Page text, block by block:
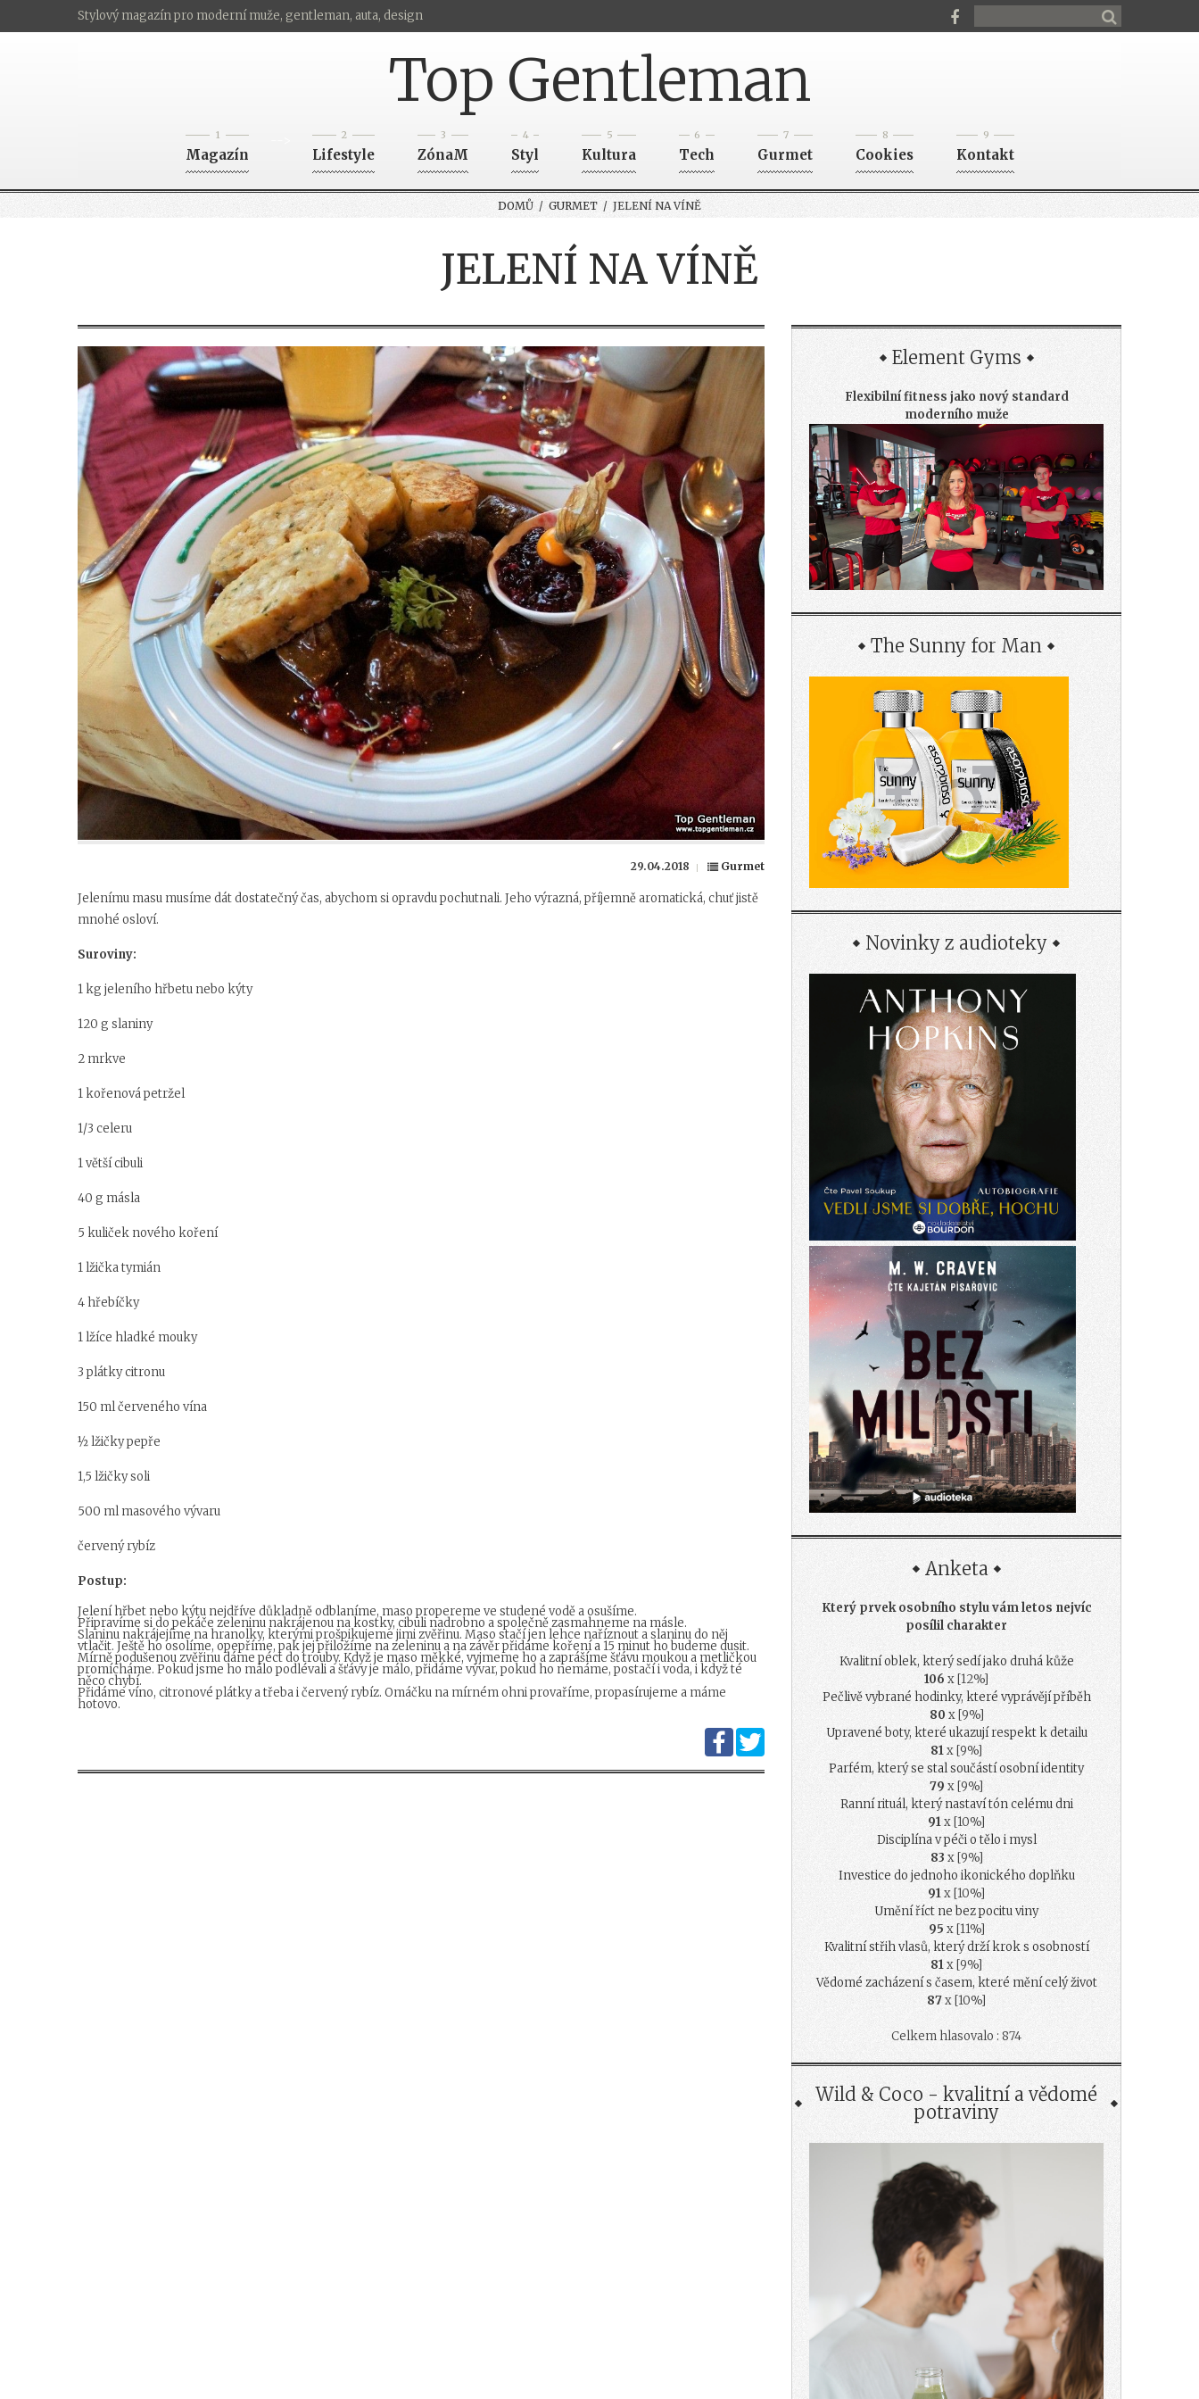
Stylový magazín pro moderní muže, gentleman, auta, design
Top Gentleman
1
Magazín
2
Lifestyle
3
ZónaM
4
Styl
5
Kultura
6
Tech
7
Gurmet
8
Cookies
9
Kontakt
DOMŮ / GURMET / JELENÍ NA VÍNĚ
JELENÍ NA VÍNĚ
29.04.2018 Gurmet
Jelenímu masu musíme dát dostatečný čas, abychom si opravdu pochutnali. Jeho výrazná, příjemně aromatická, chuť jistě
mnohé osloví.
Suroviny:
1 kg jeleního hřbetu nebo kýty
120 g slaniny
2 mrkve
1 kořenová petržel
1/3 celeru
1 větší cibuli
40 g másla
5 kuliček nového koření
1 lžička tymián
4 hřebíčky
1 lžíce hladké mouky
3 plátky citronu
150 ml červeného vína
½ lžičky pepře
1,5 lžičky soli
500 ml masového vývaru
červený rybíz
Postup:
Jelení hřbet nebo kýtu nejdříve důkladně odblaníme, maso propereme ve studené vodě a osušíme.
Připravíme si do pekáče zeleninu nakrájenou na kostky, cibuli nadrobno a společně zasmahneme na másle.
Slaninu nakrájejíme na hranolky, kterými prošpikujeme jimi zvěřinu. Maso stačí jen lehce naříznout a slaninu do něj
vtlačit. Ještě ho osolíme, opepříme, pak jej přiložíme na zeleninu a na závěr přidáme koření a 15 minut ho budeme dusit.
Mírně podušenou zvěřinu dáme péct do trouby. Když je maso měkké, vyjmeme ho a zaprášíme šťávu moukou a metličkou
promícháme. Pokud jsme ho málo podlévali a šťávy je málo, přidáme vývar, pokud ho nemáme, postačí i voda, i když té
něco chybí.
Přidáme víno, citronové plátky a třeba i červený rybíz. Omáčku na mírném ohni provaříme, propasírujeme a máme
hotovo.
Element Gyms
Flexibilní fitness jako nový standard
moderního muže
The Sunny for Man
Novinky z audioteky
Anketa
Který prvek osobního stylu vám letos nejvíc
posílil charakter
Kvalitní oblek, který sedí jako druhá kůže
106 x [12%]
Pečlivě vybrané hodinky, které vyprávějí příběh
80 x [9%]
Upravené boty, které ukazují respekt k detailu
81x [9%]
Parfém, který se stal součástí osobní identity
79 x [9%]
Ranní rituál, který nastaví tón celému dni
91x [10%]
Disciplína v péči o tělo i mysl
83 x [9%]
Investice do jednoho ikonického doplňku
91x [10%]
Umění říct ne bez pocitu viny
95 x [11%]
Kvalitní střih vlasů, který drží krok s osobností
81x [9%]
Vědomé zacházení s časem, které mění celý život
87x [10%]
Celkem hlasovalo : 874
Wild & Coco - kvalitní a vědomé
potraviny